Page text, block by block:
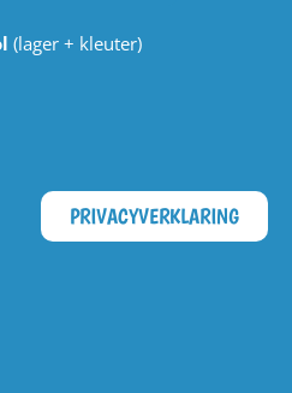
(lager + kleuter)
PRIVACYVERKLARING